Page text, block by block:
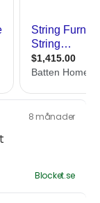
8 månader
Blocket.se